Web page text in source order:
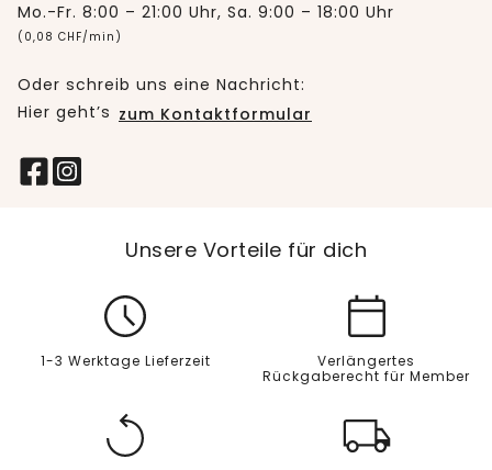
Mo.-Fr. 8:00 – 21:00 Uhr, Sa. 9:00 – 18:00 Uhr
(0,08 CHF/min)
Oder schreib uns eine Nachricht:
Hier geht’s zum Kontaktformular
Unsere Vorteile für dich
1-3 Werktage Lieferzeit
Verlängertes
Rückgaberecht für Member